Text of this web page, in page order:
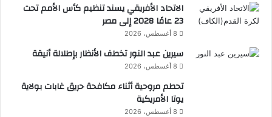
ي
م
ل
الاتحاد الأفريقي يسند تنظيم كأس الأمم تحت
23 عامًا 2028 إلى مصر
8 أغسطس، 2026
سيرين عبد النور تخطف الأنظار بإطلالة أنيقة
8 أغسطس، 2026
تحطم مروحية أثناء مكافحة حريق غابات بولاية
يوتا الأمريكية
8 أغسطس، 2026